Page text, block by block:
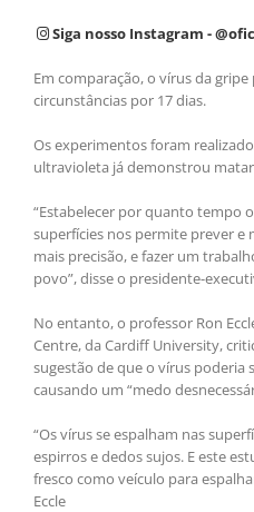
Siga nosso Instagram -
Em comparação, o vírus da
circunstâncias por 17 dias.
Os experimentos foram
ultravioleta já demonstrou
“Estabelecer por quanto tempo
superfícies nos permite prever e
mais precisão, e fazer um
povo”, disse o presidente-
No entanto, o professor Ron
Centre, da Cardiff University,
sugestão de que o vírus poderia
causando um “medo
“Os vírus se espalham nas
espirros e dedos sujos. E este
fresco como veículo para
Eccle